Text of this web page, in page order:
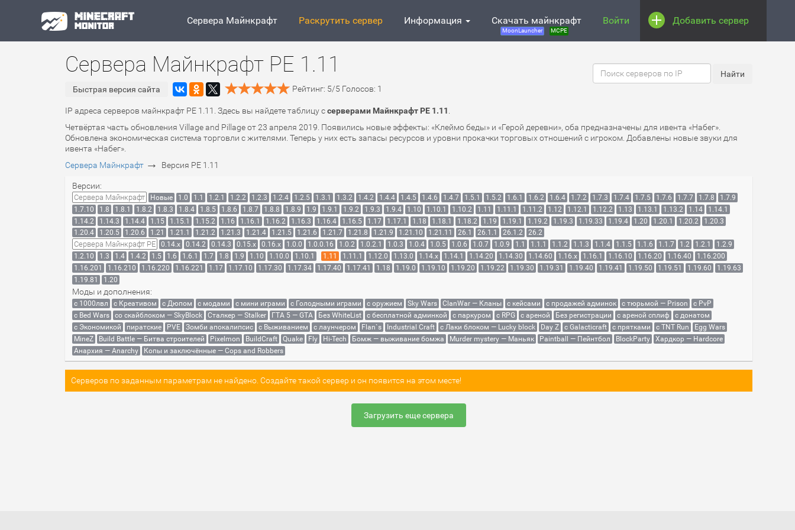
Сервера Майнкрафт Раскрутить сервер Информация Скачать майнкрафт
MoonLauncher MCPE
Войти Добавить сервер
Сервера Майнкрафт PE 1.11
Быстрая версия сайта Рейтинг: 5/5 Голосов: 1
IP адреса серверов майнкрафт PE 1.11. Здесь вы найдете таблицу ссерверами Майнкрафт PE 1.11
Четвёртая часть обновления Village and Pillage от 23 апреля 2019. Появились новые эффекты: «Клеймо беды» и «Герой деревни», оба предназначены для ивента «Набег».
Обновлена экономическая система торговли с жителями. Теперь у них есть запасы ресурсов и уровни прокачки торговых отношений с игроком. Добавлены новые звуки для
ивента «Набег».
Сервера Майнкрафт → Версия PE 1.11
Версии:
Сервера Майнкрафт Новые 1.0 1.1 1.2.1 1.2.2 1.2.3 1.2.4 1.2.5 1.3.1 1.3.2 1.4.2 1.4.4 1.4.5 1.4.6 1.4.7 1.5.1 1.5.2 1.6.1 1.6.2 1.6.4 1.7.2 1.7.3 1.7.4 1.7.5 1.7.6 1.7.7 1.7.8
1.7.9
1.7.10
1.8 1.8.1 1.8.2 1.8.3 1.8.4 1.8.5 1.8.6 1.8.7 1.8.8 1.8.9 1.9 1.9.1 1.9.2 1.9.3 1.9.4 1.10 1.10.1 1.10.2 1.11 1.11.1 1.11.2 1.12 1.12.1 1.12.2 1.13 1.13.1 1.13.2 1.14
1.14.1
1.14.2
1.14.3 1.14.4 1.15 1.15.1 1.15.2 1.16 1.16.1 1.16.2 1.16.3 1.16.4 1.16.5 1.17 1.17.1 1.18 1.18.1 1.18.2 1.19 1.19.1 1.19.2 1.19.3 1.19.33 1.19.4 1.20 1.20.1 1.20.2
1.20.3
1.20.4
1.20.5 1.20.6 1.21 1.21.1 1.21.2 1.21.3 1.21.4 1.21.5 1.21.6 1.21.7 1.21.8 1.21.9 1.21.10 1.21.11 26.1 26.1.1 26.1.2 26.2
Сервера Майнкрафт PE 0.14.x 0.14.2 0.14.3 0.15.x 0.16.x 1.0.0 1.0.0.16 1.0.2 1.0.2.1 1.0.3 1.0.4 1.0.5 1.0.6 1.0.7 1.0.9 1.1 1.1.1 1.1.2 1.1.3 1.1.4 1.1.5 1.1.6 1.1.7 1.2 1.2.1
1.2.9
1.2.10
1.3 1.4 1.4.2 1.5 1.6 1.6.1 1.7 1.8 1.9 1.10 1.10.0 1.10.1 1.11 1.11.1 1.12.0 1.13.0 1.14.x 1.14.1 1.14.20 1.14.30 1.14.60 1.16.x 1.16.1 1.16.10 1.16.20 1.16.40
1.16.200
1.16.201
1.16.210 1.16.220 1.16.221 1.17 1.17.10 1.17.30 1.17.34 1.17.40 1.17.41 1.18 1.19.0 1.19.10 1.19.20 1.19.22 1.19.30 1.19.31 1.19.40 1.19.41 1.19.50 1.19.51 1.19.60
1.19.63
1.19.81
1.20
Моды и дополнения:
с 1000лвл c Креативом с Дюпом с модами с мини играми с Голодными играми с оружием Sky Wars ClanWar — Кланы с кейсами с продажей админок с тюрьмой — Prison
с PvP
с Bed Wars
со скайблоком — SkyBlock Сталкер — Stalker ГТА 5 — GTA Без WhiteList с бесплатной админкой с паркуром с RPG с ареной Без регистрации с ареной сплиф
с донатом
с Экономикой
пиратские PVE Зомби апокалипсис с Выживанием с лаунчером Flan`s Industrial Craft с Лаки блоком — Lucky block Day Z с Galacticraft с прятками с TNT Run
Egg Wars
MineZ
Build Battle — Битва строителей Pixelmon BuildCraft Quake Fly Hi-Tech Бомж — выживание бомжа Murder mystery — Маньяк Paintball — Пейнтбол BlockParty
Хардкор — Hardcore
Анархия — Anarchy
Копы и заключённые — Cops and Robbers
Серверов по заданным параметрам не найдено. Создайте такой сервер и он появится на этом месте!
Загрузить еще сервера